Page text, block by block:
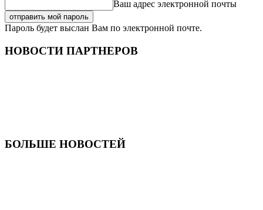
Ваш адрес электронной почты
Пароль будет выслан Вам по электронной почте.
НОВОСТИ ПАРТНЕРОВ
БОЛЬШЕ НОВОСТЕЙ